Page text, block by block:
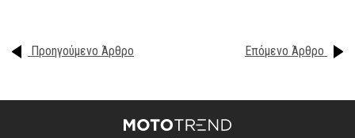
Προηγούμενο Άρθρο Επόμενο Άρθρο